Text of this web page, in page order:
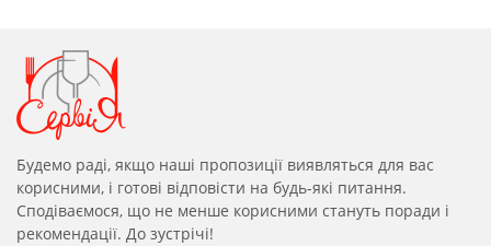
Будемо раді, якщо наші пропозиції виявляться для вас
корисними, і готові відповісти на будь-які питання.
Сподіваємося, що не менше корисними стануть поради і
рекомендації. До зустрічі!